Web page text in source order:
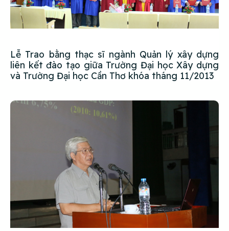
Lễ Trao bằng thạc sĩ ngành Quản lý xây dựng
liên kết đào tạo giữa Trường Đại học Xây dựng
và Trường Đại học Cần Thơ khóa tháng 11/2013